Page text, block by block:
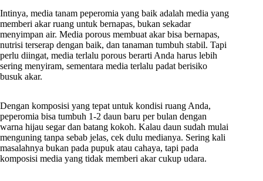
Intinya, media tanam peperomia yang baik adalah media yang
memberi akar ruang untuk bernapas, bukan sekadar
menyimpan air. Media porous membuat akar bisa bernapas,
nutrisi terserap dengan baik, dan tanaman tumbuh stabil. Tapi
perlu diingat, media terlalu porous berarti Anda harus lebih
sering menyiram, sementara media terlalu padat berisiko
busuk akar.
Dengan komposisi yang tepat untuk kondisi ruang Anda,
peperomia bisa tumbuh 1-2 daun baru per bulan dengan
warna hijau segar dan batang kokoh. Kalau daun sudah mulai
menguning tanpa sebab jelas, cek dulu medianya. Sering kali
masalahnya bukan pada pupuk atau cahaya, tapi pada
komposisi media yang tidak memberi akar cukup udara.